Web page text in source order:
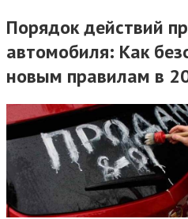
Порядок действий
автомобиля: Как
новым правилам в